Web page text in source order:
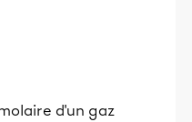
d'un gaz